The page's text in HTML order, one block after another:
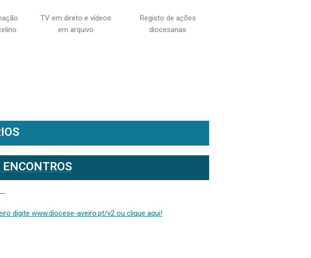
TV em direto e vídeos
em arquivo
Registo de ações
diocesanas
digite www.diocese-aveiro.pt/v2 ou clique aqui!